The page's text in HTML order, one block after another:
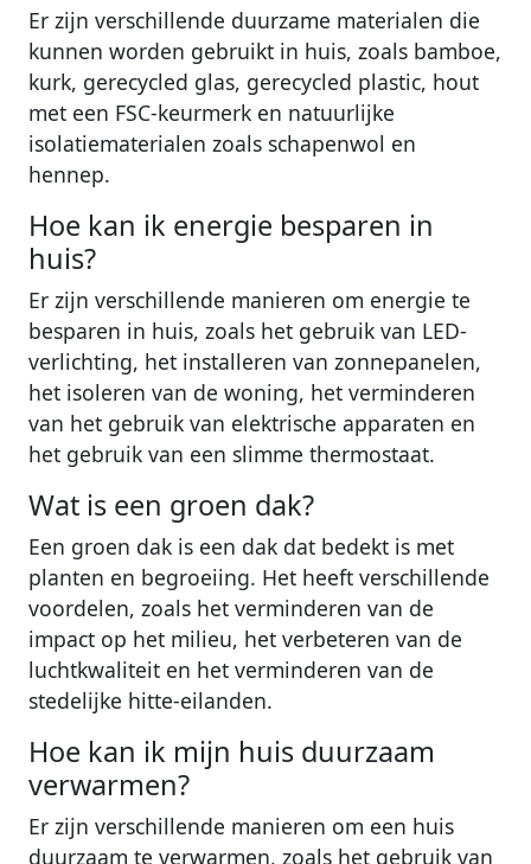
Er zijn verschillende duurzame materialen die
kunnen worden gebruikt in huis, zoals bamboe,
kurk, gerecycled glas, gerecycled plastic, hout
met een FSC-keurmerk en natuurlijke
isolatiematerialen zoals schapenwol en
hennep.
Hoe kan ik energie besparen in
huis?
Er zijn verschillende manieren om energie te
besparen in huis, zoals het gebruik van LED-
verlichting, het installeren van zonnepanelen,
het isoleren van de woning, het verminderen
van het gebruik van elektrische apparaten en
het gebruik van een slimme thermostaat.
Wat is een groen dak?
Een groen dak is een dak dat bedekt is met
planten en begroeiing. Het heeft verschillende
voordelen, zoals het verminderen van de
impact op het milieu, het verbeteren van de
luchtkwaliteit en het verminderen van de
stedelijke hitte-eilanden.
Hoe kan ik mijn huis duurzaam
verwarmen?
Er zijn verschillende manieren om een huis
duurzaam te verwarmen, zoals het gebruik van